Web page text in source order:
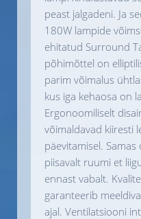
peast jalgadeni. Ja
180W lampide
ehitatud Surround
põhimõttel on
parim võimalus
kus iga kehaosa on
Ergonoomiliselt
võimaldavad kiiresti
päevitamisel.
piisavalt ruumi et
ennast vabalt.
garanteerib
ajal. Ventilatsiooni